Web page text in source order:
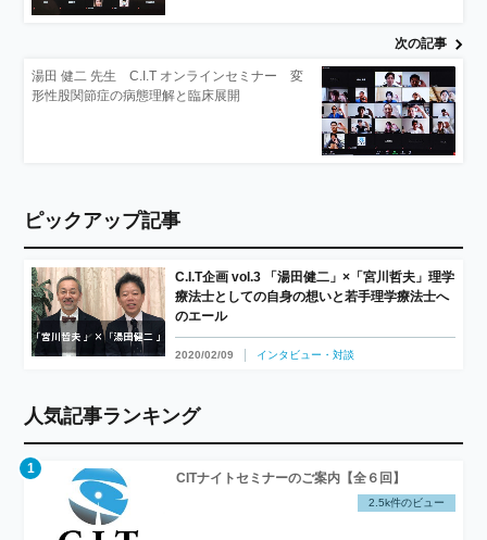
次の記事
湯田 健二 先生 C.I.T オンラインセミナー 変
形性股関節症の病態理解と臨床展開
ピックアップ記事
C.I.T企画 vol.3 「湯田健二」×「宮川哲夫」理学
療法士としての自身の想いと若手理学療法士へ
のエール
2020/02/09 インタビュー・対談
人気記事ランキング
CITナイトセミナーのご案内【全６回】
2.5k件のビュー